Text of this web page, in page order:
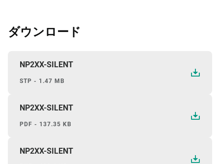
ダウンロード
NP2XX-SILENT
STP - 1.47 MB
NP2XX-SILENT
PDF - 137.35 KB
NP2XX-SILENT